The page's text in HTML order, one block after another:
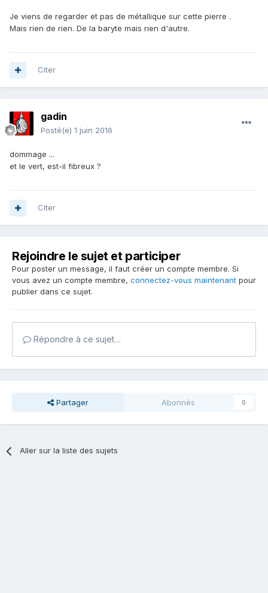
Je viens de regarder et pas de métallique sur cette pierre .
Mais rien de rien. De la baryte mais rien d'autre.
Citer
gadin
Posté(e) 1 juin 2016
dommage ...
et le vert, est-il fibreux ?
Citer
Rejoindre le sujet et participer
Pour poster un message, il faut créer un compte membre. Si
vous avez un compte membre, connectez-vous maintenant pour
publier dans ce sujet.
Répondre à ce sujet…
Partager Abonnés 0
Aller sur la liste des sujets